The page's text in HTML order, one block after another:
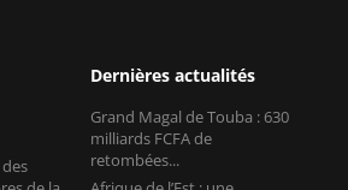
Dernières actualités
Grand Magal de Touba : 630
milliards FCFA de
retombées...